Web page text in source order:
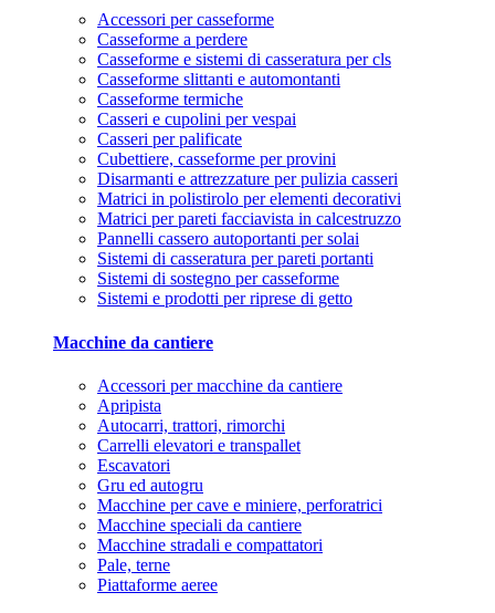
Accessori per casseforme
Casseforme a perdere
Casseforme e sistemi di casseratura per cls
Casseforme slittanti e automontanti
Casseforme termiche
Casseri e cupolini per vespai
Casseri per palificate
Cubettiere, casseforme per provini
Disarmanti e attrezzature per pulizia casseri
Matrici in polistirolo per elementi decorativi
Matrici per pareti facciavista in calcestruzzo
Pannelli cassero autoportanti per solai
Sistemi di casseratura per pareti portanti
Sistemi di sostegno per casseforme
Sistemi e prodotti per riprese di getto
Macchine da cantiere
Accessori per macchine da cantiere
Apripista
Autocarri, trattori, rimorchi
Carrelli elevatori e transpallet
Escavatori
Gru ed autogru
Macchine per cave e miniere, perforatrici
Macchine speciali da cantiere
Macchine stradali e compattatori
Pale, terne
Piattaforme aeree